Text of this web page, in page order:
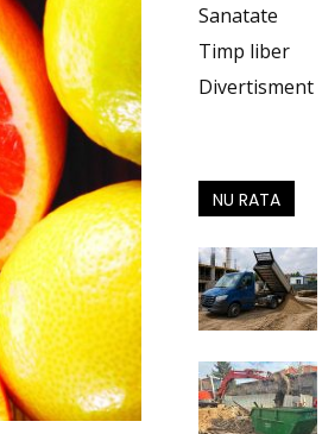
Sanatate
Timp liber
Divertisment
NU RATA